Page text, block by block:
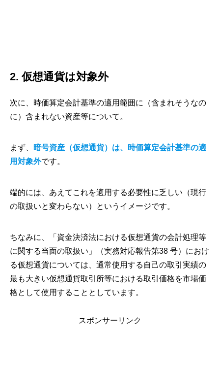
2. 仮想通貨は対象外
次に、時価算定会計基準の適用範囲に（含まれそうなの
に）含まれない資産等について。
まず、
暗号資産（仮想通貨）は、時価算定会計基準の適
用対象外です。
端的には、あえてこれを適用する必要性に乏しい（現行
の取扱いと変わらない）というイメージです。
ちなみに、「資金決済法における仮想通貨の会計処理等
に関する当面の取扱い」（実務対応報告第38 号）におけ
る仮想通貨については、通常使用する自己の取引実績の
最も大きい仮想通貨取引所等における取引価格を市場価
格として使用することとしています。
スポンサーリンク